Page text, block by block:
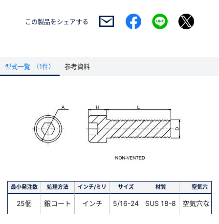
この製品をシェアする
型式一覧 (1件） 参考資料
最小発注数 処理方法 インチ/ミリ サイズ 材質 空気穴
25個 銀コート インチ 5/16-24 SUS 18-8 空気穴なし